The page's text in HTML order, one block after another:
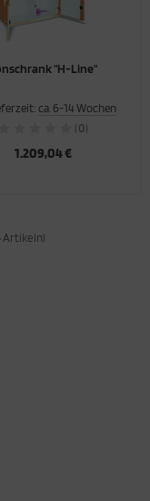
"H-Line"
ca. 6-14 Wochen
(0)
1.209,04 €
Artikeln)